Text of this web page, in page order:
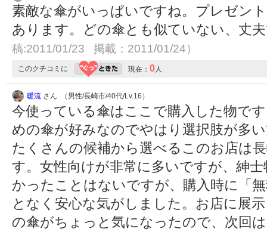
素敵な傘がいっぱいですね。プレゼン
あります。どの傘とも似ていない、丈
稿:2011/01/23 掲載：2011/01/24）
このクチコミに 現在： 0人
暖流 さん （男性/長崎市/40代/Lv.16）
今使っている傘はここで購入した物で
めの傘が好みなのでやはり選択肢が多
たくさんの候補から選べるこのお店は
す。女性向けが非常に多いですが、紳
かったことはないですが、購入時に「
となく安心な気がしました。お店に展
の傘がちょっと気になったので、次回